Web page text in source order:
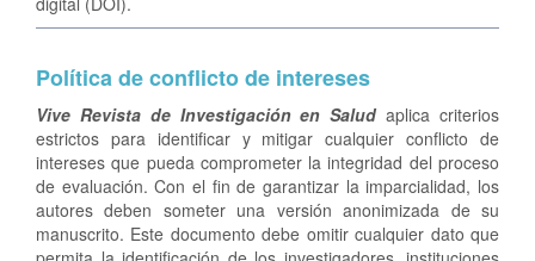
Política de conflicto de intereses
Vive Revista de Investigación en Salud aplica criterios
estrictos para identificar y mitigar cualquier conflicto de
intereses que pueda comprometer la integridad del proceso
de evaluación. Con el fin de garantizar la imparcialidad, los
autores deben someter una versión anonimizada de su
manuscrito. Este documento debe omitir cualquier dato que